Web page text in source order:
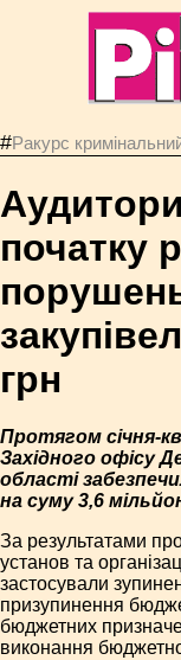
#Ракурс
початку
грн
Протягом січня-
Західного офісу
області
на суму 3,6
За результатами
установ та
застосували
призупинення
бюджетних
виконання